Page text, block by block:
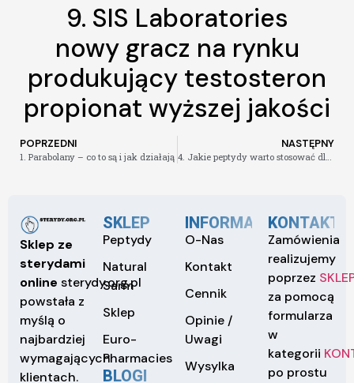
9. SIS Laboratories
nowy gracz na rynku
produkujący testosteron
propionat wyższej jakości
POPRZEDNI
1. Parabolany – co to są i jak działają
NASTĘPNY
Sklep ze
sterydami
online sterydy.org.pl
powstała z
myślą o
najbardziej
wymagających
klientach.
SKLEP
Peptydy
Natural
Sarm
Sklep
Euro-
Pharmacies
BLOGI
INFORMACJE
O-Nas
Kontakt
Cennik
Opinie /
Uwagi
Wysylka
KONTAKT
Zamówienia
realizujemy
poprzez
za pomocą
formularza
w
kategorii
po prostu